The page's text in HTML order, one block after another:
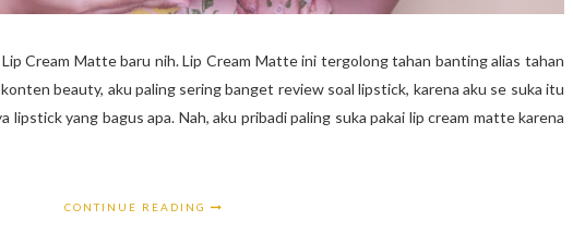
Cream Matte baru nih. Lip Cream Matte ini tergolong tahan banting alias tahan
beauty, aku paling sering banget review soal lipstick, karena aku se suka itu
lipstick yang bagus apa. Nah, aku pribadi paling suka pakai lip cream matte karena
CONTINUE READING